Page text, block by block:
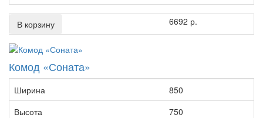
В корзину 6692 р.
Комод «Соната»
Ширина
850
Высота
750